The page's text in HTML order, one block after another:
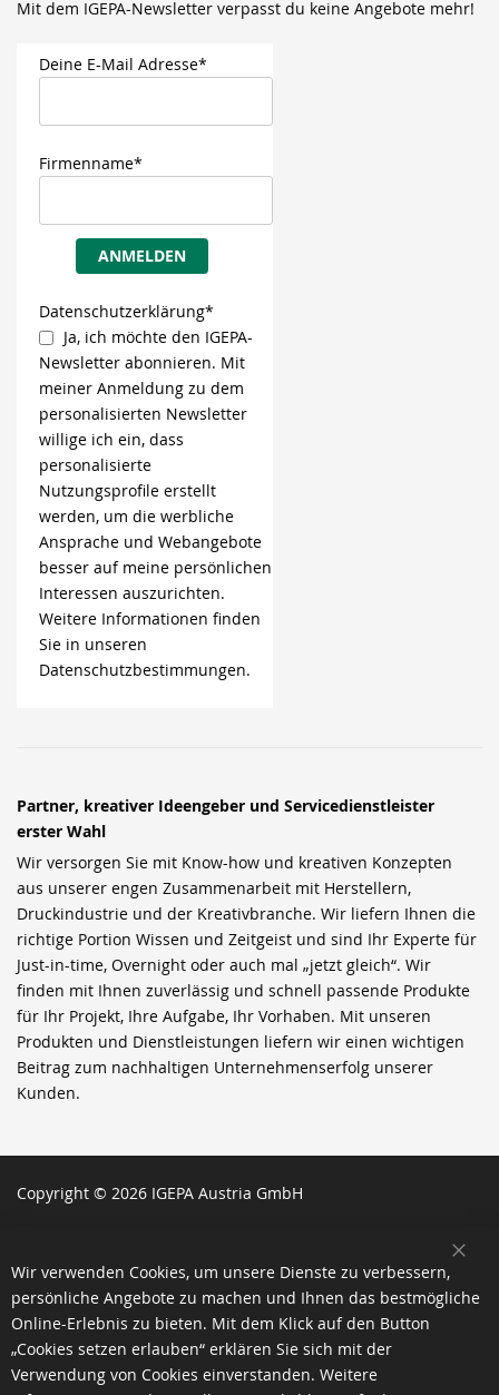
Mit dem IGEPA-Newsletter verpasst du keine Angebote mehr!
Deine E-Mail Adresse*
Firmenname*
ANMELDEN
Datenschutzerklärung*
Ja, ich möchte den IGEPA-
Newsletter abonnieren. Mit
meiner Anmeldung zu dem
personalisierten Newsletter
willige ich ein, dass
personalisierte
Nutzungsprofile erstellt
werden, um die werbliche
Ansprache und Webangebote
besser auf meine persönlichen
Interessen auszurichten.
Weitere Informationen finden
Sie in unseren
Datenschutzbestimmungen.
Partner, kreativer Ideengeber und Servicedienstleister
erster Wahl
Wir versorgen Sie mit Know-how und kreativen Konzepten
aus unserer engen Zusammenarbeit mit Herstellern,
Druckindustrie und der Kreativbranche. Wir liefern Ihnen die
richtige Portion Wissen und Zeitgeist und sind Ihr Experte für
Just-in-time, Overnight oder auch mal „jetzt gleich“. Wir
finden mit Ihnen zuverlässig und schnell passende Produkte
für Ihr Projekt, Ihre Aufgabe, Ihr Vorhaben. Mit unseren
Produkten und Dienstleistungen liefern wir einen wichtigen
Beitrag zum nachhaltigen Unternehmenserfolg unserer
Kunden.
Copyright © 2026 IGEPA Austria GmbH
Wir verwenden Cookies, um unsere Dienste zu verbessern,
persönliche Angebote zu machen und Ihnen das bestmögliche
Online-Erlebnis zu bieten. Mit dem Klick auf den Button
„Cookies setzen erlauben“ erklären Sie sich mit der
Verwendung von Cookies einverstanden. Weitere